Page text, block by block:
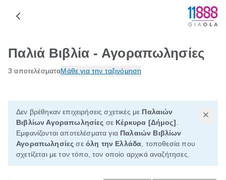
Παλιά Βιβλία - Αγοραπωλησίες
3 αποτελέσματαΜάθε για την ταξινόμηση
Δεν βρέθηκαν επιχειρήσεις σχετικές με Παλαιών
Βιβλίων Αγοραπωλησίες σε Κέρκυρα [Δήμος]
Εμφανίζονται αποτελέσματα για Παλαιών Βιβλίων
Αγοραπωλησίες σε όλη την Ελλάδα , τοποθεσία που
σχετίζεται με τον τόπο, τον οποίο αρχικά αναζήτησες.